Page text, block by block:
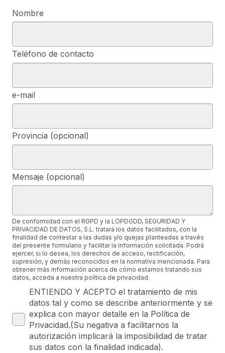
Nombre
Teléfono de contacto
e-mail
Provincia (opcional)
Mensaje (opcional)
De conformidad con el RGPD y la LOPDGDD, SEGURIDAD Y
PRIVACIDAD DE DATOS, S.L. tratará los datos facilitados, con la
finalidad de contestar a las dudas y/o quejas planteadas a través
del presente formulario y facilitar la información solicitada. Podrá
ejercer, si lo desea, los derechos de acceso, rectificación,
supresión, y demás reconocidos en la normativa mencionada. Para
obtener más información acerca de cómo estamos tratando sus
datos, acceda a nuestra política de privacidad.
ENTIENDO Y ACEPTO el tratamiento de mis
datos tal y como se describe anteriormente y se
explica con mayor detalle en la Política de
Privacidad.(Su negativa a facilitarnos la
autorización implicará la imposibilidad de tratar
sus datos con la finalidad indicada).